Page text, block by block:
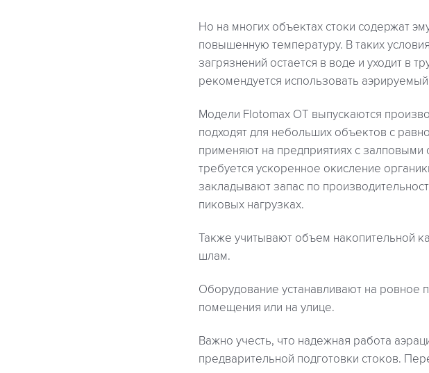
Но на многих объектах стоки содержат
повышенную температуру. В таких
загрязнений остается в воде и уходит в
рекомендуется использовать
Модели Flotomax OT выпускаются
подходят для небольших объектов с
применяют на предприятиях с залповыми
требуется ускоренное окисление
закладывают запас по
пиковых нагрузках.
Также учитывают объем накопительной
шлам.
Оборудование устанавливают на ровное
помещения или на улице.
Важно учесть, что надежная работа
предварительной подготовки стоков.